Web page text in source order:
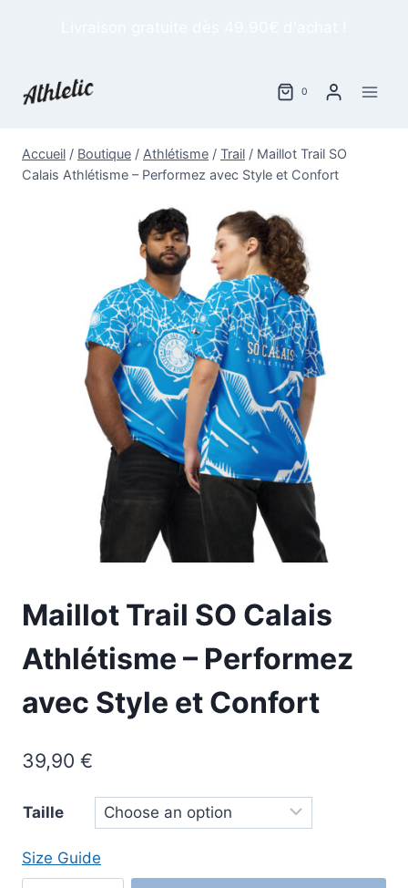
0
Accueil / Boutique / Athlétisme / Trail / Maillot Trail SO
Calais Athlétisme – Performez avec Style et Confort
Maillot Trail SO Calais
Athlétisme – Performez
avec Style et Confort
39,90 €
Taille
Size Guide